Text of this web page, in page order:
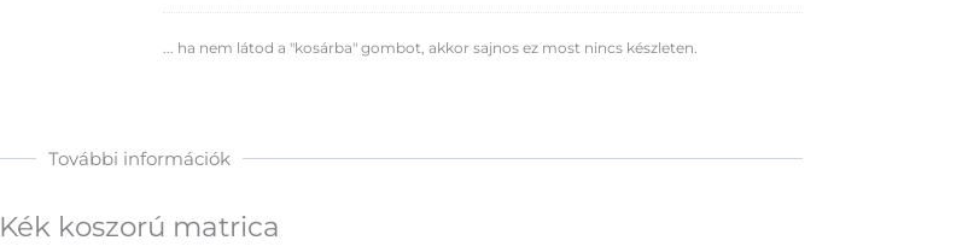
és
... ha nem látod a "kosárba" gombot, akkor sajnos ez most nincs készleten.
További információk
Kék koszorú matrica